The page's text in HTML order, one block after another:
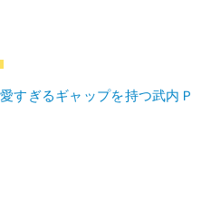
すぎるギャップを持つ武内Ｐ